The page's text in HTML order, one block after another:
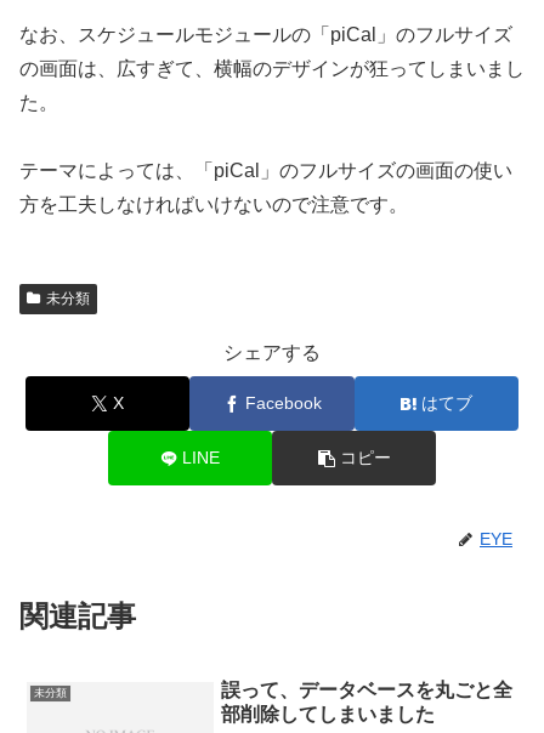
なお、スケジュールモジュールの「piCal」のフルサイズ
の画面は、広すぎて、横幅のデザインが狂ってしまいまし
た。
テーマによっては、「piCal」のフルサイズの画面の使い
方を工夫しなければいけないので注意です。
未分類
シェアする
X Facebook はてブ
LINE コピー
EYE
関連記事
未分類
誤って、データベースを丸ごと全
部削除してしまいました